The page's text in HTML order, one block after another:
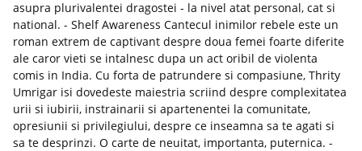
asupra plurivalentei dragostei - la nivel atat personal, cat si
national. - Shelf Awareness Cantecul inimilor rebele este un
roman extrem de captivant despre doua femei foarte diferite
ale caror vieti se intalnesc dupa un act oribil de violenta
comis in India. Cu forta de patrundere si compasiune, Thrity
Umrigar isi dovedeste maiestria scriind despre complexitatea
urii si iubirii, instrainarii si apartenentei la comunitate,
opresiunii si privilegiului, despre ce inseamna sa te agati si
sa te desprinzi. O carte de neuitat, importanta, puternica. -